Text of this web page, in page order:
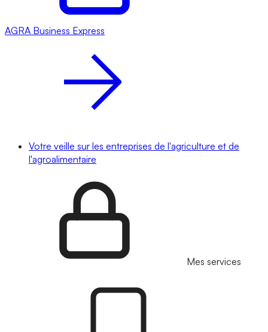
AGRA Business Express
Votre veille sur les entreprises de l'agriculture et de
l'agroalimentaire
Mes services